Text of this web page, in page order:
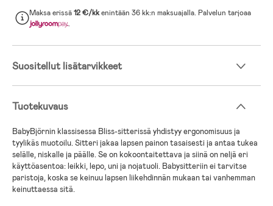
Maksa erissä12 €/kkenintään 36 kk:n maksuajalla. Palvelun tarjoaa
.
Suositellut lisätarvikkeet
Tuotekuvaus
BabyBjörnin klassisessa Bliss-sitterissä yhdistyy ergonomisuus ja
tyylikäs muotoilu. Sitteri jakaa lapsen painon tasaisesti ja antaa tukea
selälle, niskalle ja päälle. Se on kokoontaitettava ja siinä on neljä eri
käyttöasentoa: leikki, lepo, uni ja nojatuoli. Babysitteriin ei tarvitse
paristoja, koska se keinuu lapsen liikehdinnän mukaan tai vanhemman
keinuttaessa sitä.